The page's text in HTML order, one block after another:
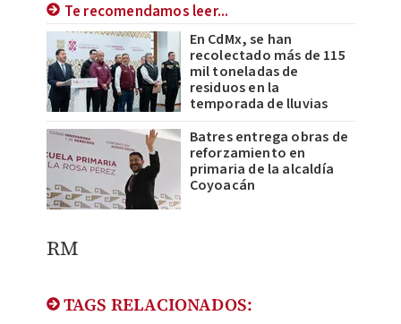
Te recomendamos leer...
En CdMx, se han
recolectado más de 115
mil toneladas de
residuos en la
temporada de lluvias
Batres entrega obras de
reforzamiento en
primaria de la alcaldía
Coyoacán
RM
TAGS RELACIONADOS: